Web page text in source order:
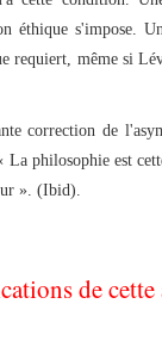
éthique s'impose.
requiert, même si
correction de
La philosophie est
». (Ibid).
de cette